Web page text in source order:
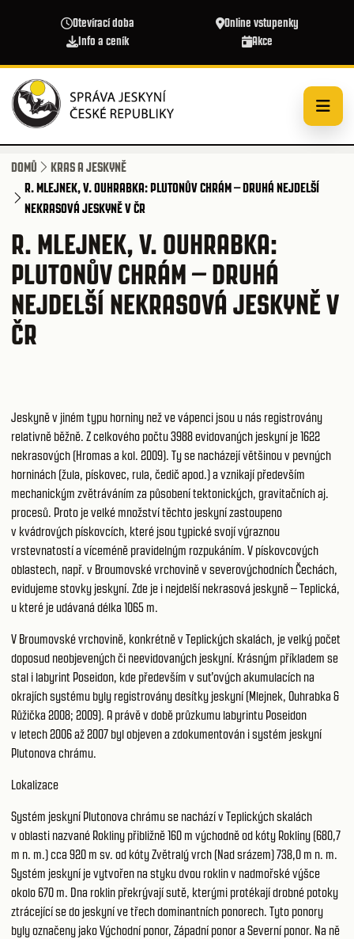
Otevírací doba
Online vstupenky
Info a ceník
Akce
DOMŮ
KRAS A JESKYNĚ
R. MLEJNEK, V. OUHRABKA: PLUTONŮV CHRÁM – DRUHÁ NEJDELŠÍ
NEKRASOVÁ JESKYNĚ V ČR
R. MLEJNEK, V. OUHRABKA:
PLUTONŮV CHRÁM – DRUHÁ
NEJDELŠÍ NEKRASOVÁ JESKYNĚ V
ČR
Jeskyně v jiném typu horniny než ve vápenci jsou u nás registrovány
relativně běžně. Z celkového počtu 3988 evidovaných jeskyní je 1622
nekrasových (Hromas a kol. 2009). Ty se nacházejí většinou v pevných
horninách (žula, pískovec, rula, čedič apod.) a vznikají především
mechanickým zvětráváním za působení tektonických, gravitačních aj.
procesů. Proto je velké množství těchto jeskyní zastoupeno
v kvádrových pískovcích, které jsou typické svojí výraznou
vrstevnatostí a víceméně pravidelným rozpukáním. V pískovcových
oblastech, např. v Broumovské vrchovině v severovýchodních Čechách,
evidujeme stovky jeskyní. Zde je i nejdelší nekrasová jeskyně – Teplická,
u které je udávaná délka 1065 m.
V Broumovské vrchovině, konkrétně v Teplických skalách, je velký počet
doposud neobjevených či neevidovaných jeskyní. Krásným příkladem se
stal i labyrint Poseidon, kde především v suťových akumulacích na
okrajích systému byly registrovány desítky jeskyní (Mlejnek, Ouhrabka &
Růžička 2008; 2009). A právě v době průzkumu labyrintu Poseidon
v letech 2006 až 2007 byl objeven a zdokumentován i systém jeskyní
Plutonova chrámu.
Lokalizace
Systém jeskyní Plutonova chrámu se nachází v Teplických skalách
v oblasti nazvané Rokliny přibližně 160 m východně od kóty Rokliny (680,7
m n. m.) cca 920 m sv. od kóty Zvětralý vrch (Nad srázem) 738,0 m n. m.
Systém jeskyní je vytvořen na styku dvou roklin v nadmořské výšce
okolo 670 m. Dna roklin překrývají sutě, kterými protékají drobné potoky
ztrácející se do jeskyní ve třech dominantních ponorech. Tyto ponory
byly označeny jako Východní ponor, Západní ponor a Severní ponor. Na ně